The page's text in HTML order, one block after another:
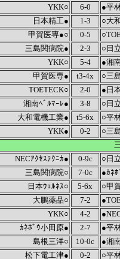
YKK○ 6-0
●平
日本精工●
1-3
○大
甲賀医専●○
0-5
三島関病院●
2-3
○日
YKK○
5-4 ●湘
甲賀医専● t3-4x
○三
TOETECK○
2-0
●日
湘南ﾍﾞﾙﾏｰﾚ●
3-8
○日
大和電機工業●
t5-6x
○平
YKK●
0-2 ○三
NECｱｸｾｽﾃｸﾆｶ● 0-9c
○日
三島関病院○
7-0c
●ｶﾈ
日本ｳｪﾙﾈｽ○
5-6x
○甲
大鵬薬品○
7-2
YKK○
4-2
ｶﾈﾎﾞｳ小田原●
2-7 ●平
島根三洋○ 10-0c
●湘
松下電工津●
0-2
○平